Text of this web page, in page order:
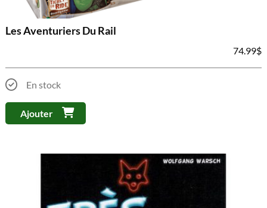
Les Aventuriers Du Rail
74.99$
En stock
Ajouter